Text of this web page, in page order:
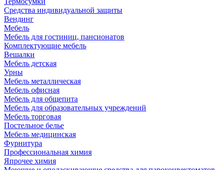
Средства индивидуальной защиты
Вендинг
Мебель
Мебель для гостиниц, пансионатов
Комплектующие мебель
Вешалки
Мебель детская
Урны
Мебель металлическая
Мебель офисная
Мебель для общепита
Мебель для образовательных учреждений
Мебель торговая
Постельное белье
Мебель медицинская
Фурнитура
Профессиональная химия
Япрочее химия